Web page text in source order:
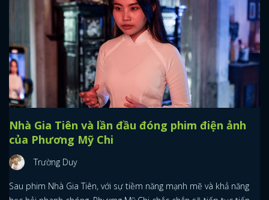
Nhà Gia Tiên và lần đầu đóng phim điện ảnh
của Phương Mỹ Chi
Trường Duy
Sau phim Nhà Gia Tiên, với sự tiềm năng mạnh mẽ và khả năng